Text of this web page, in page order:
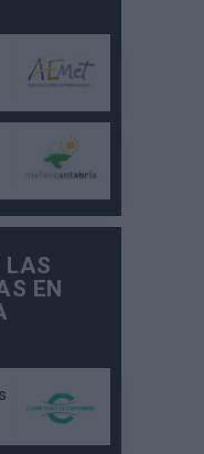
LAS
EN